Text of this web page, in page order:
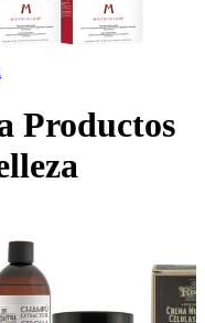
Productos